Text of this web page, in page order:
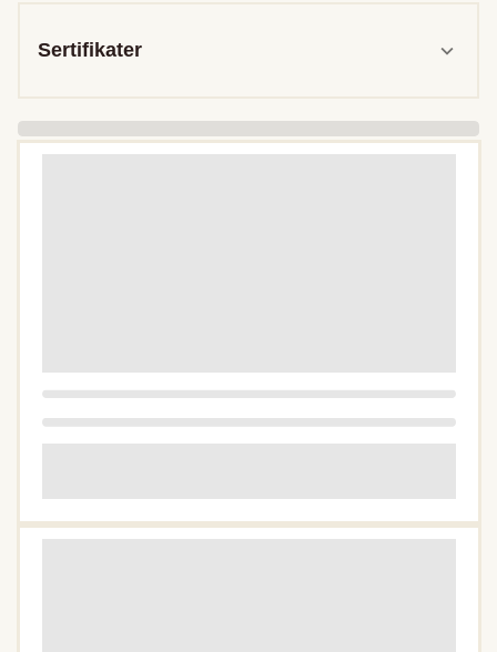
Sertifikater